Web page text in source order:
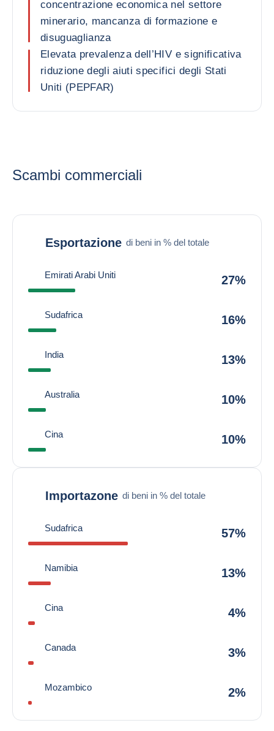
concentrazione economica nel settore
minerario, mancanza di formazione e
disuguaglianza
Elevata prevalenza dell’HIV e significativa
riduzione degli aiuti specifici degli Stati
Uniti (PEPFAR)
Scambi commerciali
Esportazione di beni in % del totale
Emirati Arabi Uniti 27%
Sudafrica 16%
India 13%
Australia 10%
Cina 10%
Importazone di beni in % del totale
Sudafrica 57%
Namibia 13%
Cina 4%
Canada 3%
Mozambico 2%